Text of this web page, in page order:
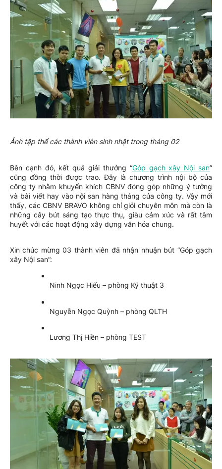
Ảnh tập thể các thành viên sinh nhật trong tháng 02
Bên cạnh đó, kết quả giải thưởng “Góp gạch xây Nội san”
cũng đồng thời được trao. Đây là chương trình nội bộ của
công ty nhằm khuyến khích CBNV đóng góp những ý tưởng
và bài viết hay vào nội san hàng tháng của công ty. Vậy mới
thấy, các CBNV BRAVO không chỉ giỏi chuyên môn mà còn là
những cây bút sáng tạo thực thụ, giàu cảm xúc và rất tâm
huyết với các hoạt động xây dựng văn hóa chung.
Xin chúc mừng 03 thành viên đã nhận nhuận bút “Góp gạch
xây Nội san”:
Ninh Ngọc Hiếu – phòng Kỹ thuật 3
Nguyễn Ngọc Quỳnh – phòng QLTH
Lương Thị Hiền – phòng TEST